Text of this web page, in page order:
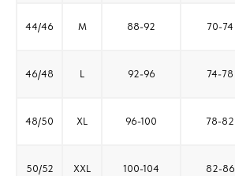
44/46 M 88-92 70-74
46/48 L 92-96 74-78
48/50 XL 96-100 78-82
50/52 XXL 100-104 82-86